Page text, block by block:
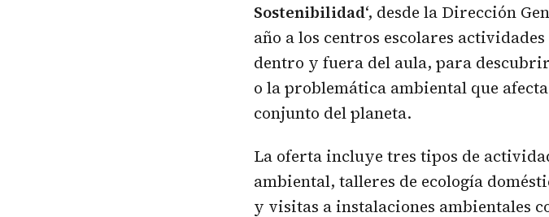
Sostenibilidad‘, desde la Dirección
año a los centros escolares
dentro y fuera del aula, para
o la problemática ambiental que
conjunto del planeta.
La oferta incluye tres tipos de
ambiental, talleres de ecología
y visitas a instalaciones ambientales